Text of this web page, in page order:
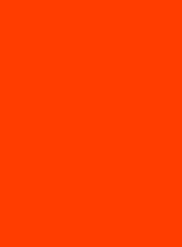
a partir de
Brasil i, en països
més han
com la salut